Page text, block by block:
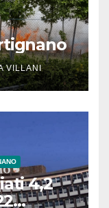
VILLANI
4,2